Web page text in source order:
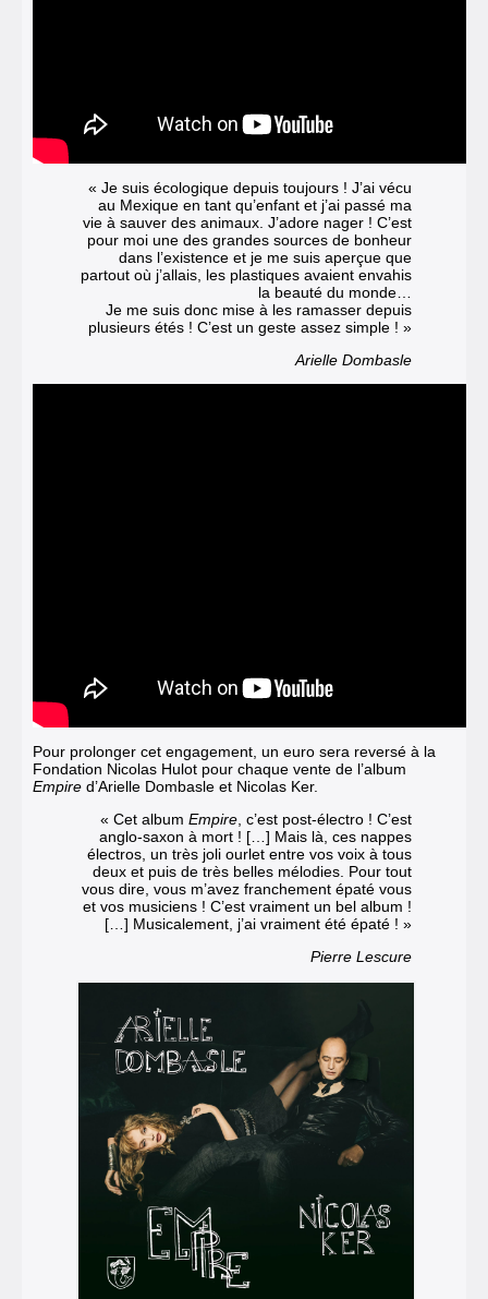
« Je suis écologique depuis toujours ! J’ai vécu
au Mexique en tant qu’enfant et j’ai passé ma
vie à sauver des animaux. J’adore nager ! C’est
pour moi une des grandes sources de bonheur
dans l’existence et je me suis aperçue que
partout où j’allais, les plastiques avaient envahis
la beauté du monde…
Je me suis donc mise à les ramasser depuis
plusieurs étés ! C’est un geste assez simple ! »
Arielle Dombasle
Pour prolonger cet engagement, un euro sera reversé à la
Fondation Nicolas Hulot pour chaque vente de l’album
Empire d’Arielle Dombasle et Nicolas Ker.
« Cet album Empire , c’est post-électro ! C’est
anglo-saxon à mort ! […] Mais là, ces nappes
électros, un très joli ourlet entre vos voix à tous
deux et puis de très belles mélodies. Pour tout
vous dire, vous m’avez franchement épaté vous
et vos musiciens ! C’est vraiment un bel album !
[…] Musicalement, j’ai vraiment été épaté ! »
Pierre Lescure